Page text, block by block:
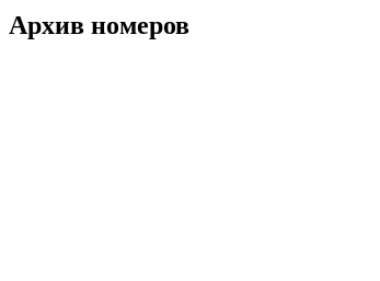
Архив номеров